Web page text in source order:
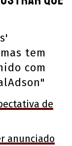
tem
com
de
anunciado